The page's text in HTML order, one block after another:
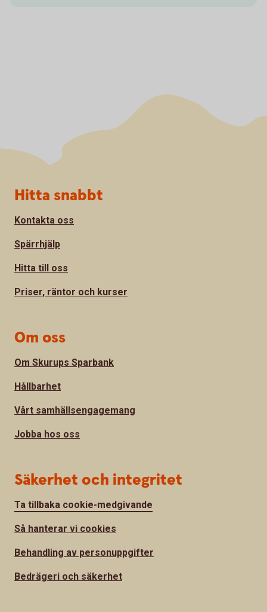
Sidfot
Hitta snabbt
Kontakta oss
Spärrhjälp
Hitta till oss
Priser, räntor och kurser
Om oss
Om Skurups Sparbank
Hållbarhet
Vårt samhällsengagemang
Jobba hos oss
Säkerhet och integritet
Ta tillbaka cookie-medgivande
Så hanterar vi cookies
Behandling av personuppgifter
Bedrägeri och säkerhet